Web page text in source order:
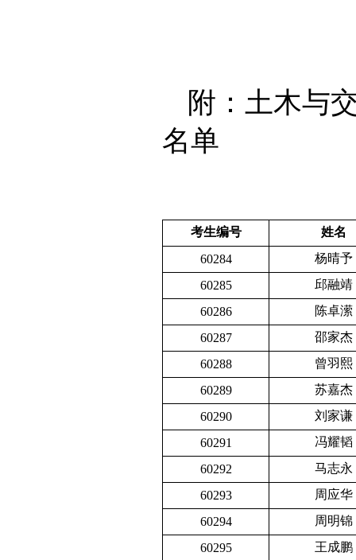
附：土木与
名单
考生编号
姓名
60284
杨晴予
60285
邱融靖
60286
陈卓潆
60287
邵家杰
60288
曾羽熙
60289
苏嘉杰
60290
刘家谦
60291
冯耀韬
60292
马志永
60293
周应华
60294
周明锦
60295
王成鹏